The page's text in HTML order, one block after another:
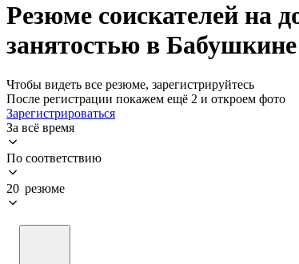
Резюме соискателей на
занятостью в Бабушкине
Чтобы видеть все резюме, зарегистрируйтесь
После регистрации покажем ещё 2 и откроем фото
Зарегистрироваться
За всё время
По соответствию
20 резюме